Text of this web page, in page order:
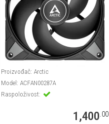
Proizvođač: Arctic
Model: ACFAN00287A
Raspoloživost:
1,400.00